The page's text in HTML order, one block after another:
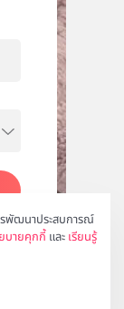
พัฒนาประสบการณ์
บายคุกกี้ และ เรียนรู้